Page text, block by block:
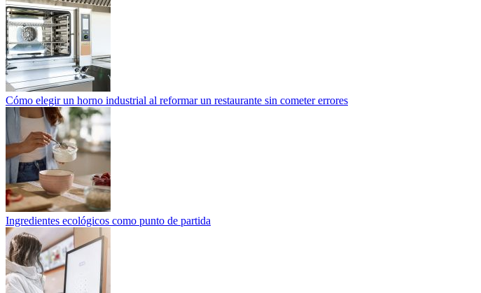
Cómo elegir un horno industrial al reformar un restaurante sin cometer errores
Ingredientes ecológicos como punto de partida